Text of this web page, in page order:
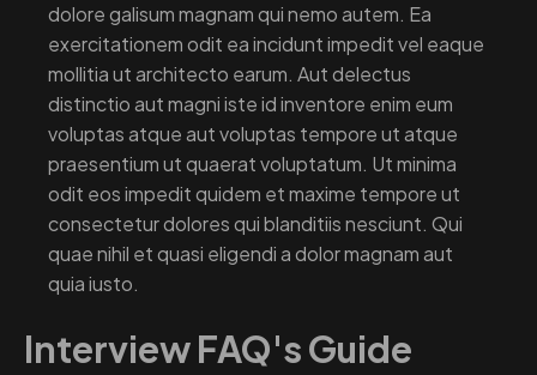
dolore galisum magnam qui nemo autem. Ea
exercitationem odit ea incidunt impedit vel eaque
mollitia ut architecto earum. Aut delectus
distinctio aut magni iste id inventore enim eum
voluptas atque aut voluptas tempore ut atque
praesentium ut quaerat voluptatum. Ut minima
odit eos impedit quidem et maxime tempore ut
consectetur dolores qui blanditiis nesciunt. Qui
quae nihil et quasi eligendi a dolor magnam aut
quia iusto.
Interview FAQ's Guide